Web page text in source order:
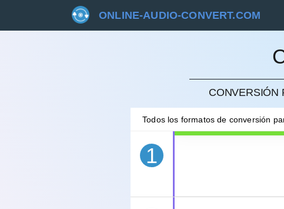
ONLINE-AUDIO-CONVERT.COM
CONVERSIÓN
Todos los formatos de conversión
1
CANCELAR